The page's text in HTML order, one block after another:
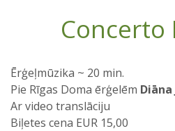
Concerto
Ērģeļmūzika ~ 20 min.
Pie Rīgas Doma ērģelēm
Ar video translāciju
Biļetes cena EUR 15,00